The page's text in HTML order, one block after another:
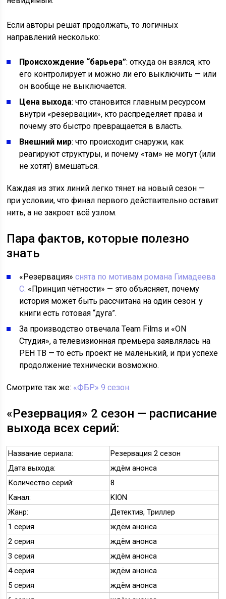
Если авторы решат продолжать, то логичных
направлений несколько:
Происхождение “барьера”: откуда он взялся, кто
его контролирует и можно ли его выключить — или
он вообще не выключается.
Цена выхода: что становится главным ресурсом
внутри «резервации», кто распределяет права и
почему это быстро превращается в власть.
Внешний мир: что происходит снаружи, как
реагируют структуры, и почему «там» не могут (или
не хотят) вмешаться.
Каждая из этих линий легко тянет на новый сезон —
при условии, что финал первого действительно оставит
нить, а не закроет всё узлом.
Пара фактов, которые полезно
знать
«Резервация»снята по мотивам романа Гимадеева
С. «Принцип чётности» — это объясняет, почему
история может быть рассчитана на один сезон: у
книги есть готовая “дуга”.
За производство отвечала Team Films и «ON
Студия», а телевизионная премьера заявлялась на
РЕН ТВ — то есть проект не маленький, и при успехе
продолжение технически возможно.
Смотрите так же: «ФБР» 9 сезон.
«Резервация» 2 сезон — расписание
выхода всех серий:
Название сериала:
Резервация 2 сезон
Дата выхода:
ждём анонса
Количество серий:
8
Канал:
KION
Жанр:
Детектив, Триллер
1 серия
ждём анонса
2 серия
ждём анонса
3 серия
ждём анонса
4 серия
ждём анонса
5 серия
ждём анонса